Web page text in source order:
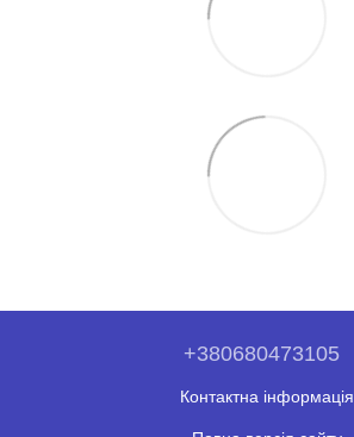
+380680473105
Контактна інформація